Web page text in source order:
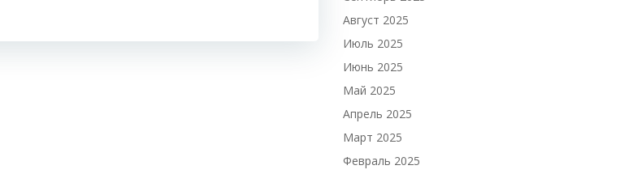
Август 2025
Июль 2025
Июнь 2025
Май 2025
Апрель 2025
Март 2025
Февраль 2025